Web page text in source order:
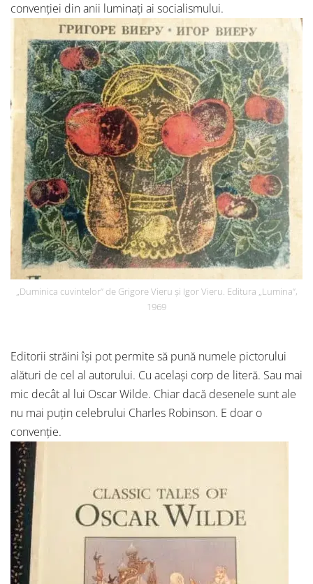
convenției din anii luminați ai socialismului.
„Duminica cuvintelor” de Grigore Vieru și Igor Vieru. Editura „Lumina”,
1969
Editorii străini își pot permite să pună numele pictorului
alături de cel al autorului. Cu același corp de literă. Sau mai
mic decât al lui Oscar Wilde. Chiar dacă desenele sunt ale
nu mai puțin celebrului Charles Robinson. E doar o
convenție.